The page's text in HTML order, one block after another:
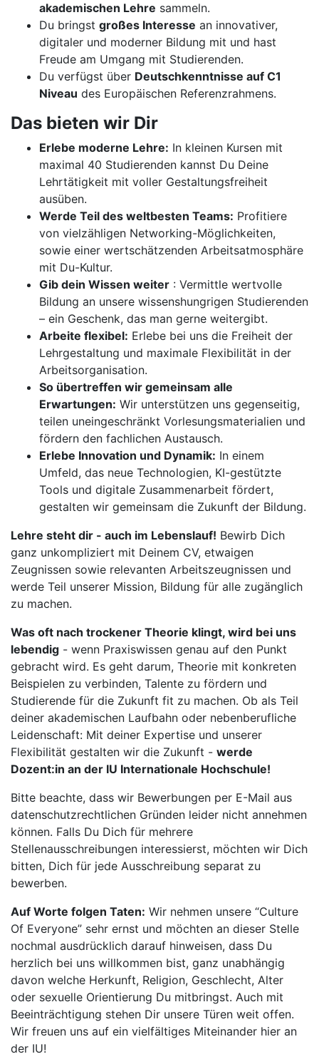
akademischen Lehre sammeln.
Du bringst großes Interesse an innovativer,
digitaler und moderner Bildung mit und hast
Freude am Umgang mit Studierenden.
Du verfügst über Deutschkenntnisse auf C1
Niveau des Europäischen Referenzrahmens.
Das bieten wir Dir
Erlebe moderne Lehre: In kleinen Kursen mit
maximal 40 Studierenden kannst Du Deine
Lehrtätigkeit mit voller Gestaltungsfreiheit
ausüben.
Werde Teil des weltbesten Teams: Profitiere
von vielzähligen Networking-Möglichkeiten,
sowie einer wertschätzenden Arbeitsatmosphäre
mit Du-Kultur.
Gib dein Wissen weiter : Vermittle wertvolle
Bildung an unsere wissenshungrigen Studierenden
– ein Geschenk, das man gerne weitergibt.
Arbeite flexibel: Erlebe bei uns die Freiheit der
Lehrgestaltung und maximale Flexibilität in der
Arbeitsorganisation.
So übertreffen wir gemeinsam alle
Erwartungen: Wir unterstützen uns gegenseitig,
teilen uneingeschränkt Vorlesungsmaterialien und
fördern den fachlichen Austausch.
Erlebe Innovation und Dynamik: In einem
Umfeld, das neue Technologien, KI-gestützte
Tools und digitale Zusammenarbeit fördert,
gestalten wir gemeinsam die Zukunft der Bildung.
Lehre steht dir - auch im Lebenslauf! Bewirb Dich
ganz unkompliziert mit Deinem CV, etwaigen
Zeugnissen sowie relevanten Arbeitszeugnissen und
werde Teil unserer Mission, Bildung für alle zugänglich
zu machen.
Was oft nach trockener Theorie klingt, wird bei uns
lebendig - wenn Praxiswissen genau auf den Punkt
gebracht wird. Es geht darum, Theorie mit konkreten
Beispielen zu verbinden, Talente zu fördern und
Studierende für die Zukunft fit zu machen. Ob als Teil
deiner akademischen Laufbahn oder nebenberufliche
Leidenschaft: Mit deiner Expertise und unserer
Flexibilität gestalten wir die Zukunft - werde
Dozent:in an der IU Internationale Hochschule!
Bitte beachte, dass wir Bewerbungen per E-Mail aus
datenschutzrechtlichen Gründen leider nicht annehmen
können. Falls Du Dich für mehrere
Stellenausschreibungen interessierst, möchten wir Dich
bitten, Dich für jede Ausschreibung separat zu
bewerben.
Auf Worte folgen Taten: Wir nehmen unsere “Culture
Of Everyone” sehr ernst und möchten an dieser Stelle
nochmal ausdrücklich darauf hinweisen, dass Du
herzlich bei uns willkommen bist, ganz unabhängig
davon welche Herkunft, Religion, Geschlecht, Alter
oder sexuelle Orientierung Du mitbringst. Auch mit
Beeinträchtigung stehen Dir unsere Türen weit offen.
Wir freuen uns auf ein vielfältiges Miteinander hier an
der IU!